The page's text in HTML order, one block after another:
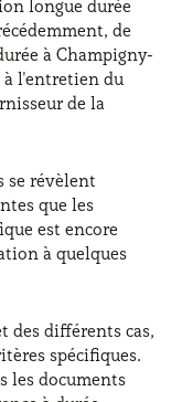
longue durée
de
à Champigny-
à l'entretien du
de la
se révèlent
que les
est encore
à quelques
des différents cas,
spécifiques.
les documents